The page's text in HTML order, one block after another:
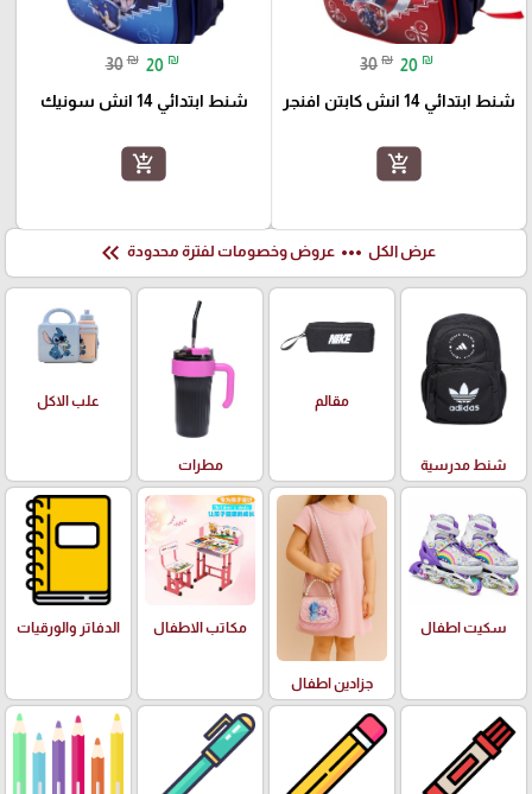
30 ₪ 20 ₪
شنط ابتدائي 14 انش كابتن افنجر
add_shopping_cart
30 ₪ 20 ₪
شنط ابتدائي 14 انش سونيك
add_shopping_cart
عرض الكل more_horiz عروض وخصومات لفترة محدودة keyboard_double_arrow_left
شنط مدرسية
مقالم
مطرات
علب الاكل
سكيت اطفال
جزادين اطفال
مكاتب الاطفال الدفاتر والورقيات